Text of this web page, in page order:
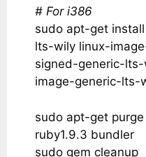
# For i386
sudo apt-get
lts-wily linux-
signed-generic-
image-generic-lts-
sudo apt-get purge
ruby1.9.3 bundler
sudo gem cleanup